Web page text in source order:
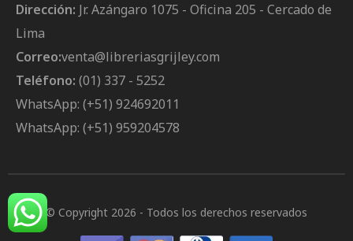
Dirección: Jr. Azángaro 1075 - Oficina 205 - Cercado de
Lima
Correo:venta@libreriasgrijley.com
Teléfono: (01) 337 - 5252
WhatsApp: (+51) 924692011
WhatsApp: (+51) 959204578
© Copyright 2026 - Todos los derechos reservados